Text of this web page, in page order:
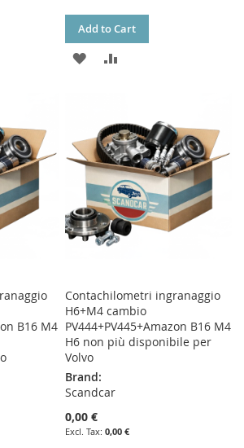
Add to Cart
ADD
LIST
B16 M4
Contachilometri ingranaggio
H6+M4 cambio
PV444+PV445+Amazon B16 M4
H6 non più disponibile per
Volvo
Brand:
Scandcar
0,00 €
0,00 €